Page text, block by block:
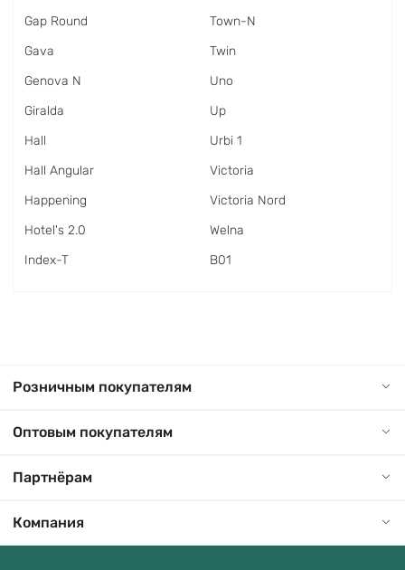
Gap Round
Gava
Genova N
Giralda
Hall
Hall Angular
Happening
Hotel's 2.0
Index-T
Town-N
Twin
Uno
Up
Urbi 1
Victoria
Victoria Nord
Welna
В01
Розничным покупателям
Оптовым покупателям
Партнёрам
Компания